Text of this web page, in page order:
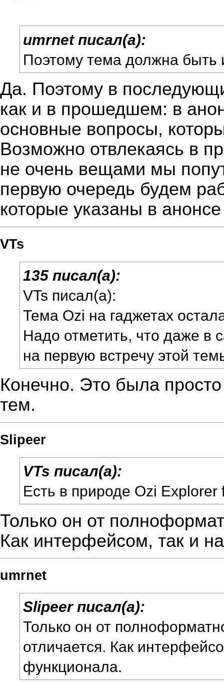
umrnet писал(а):
Поэтому тема должна быть
Да. Поэтому в
как и в прошедшем: в
основные вопросы,
Возможно отвлекаясь в
не очень вещами мы
первую очередь будем
которые указаны в анонсе
VTs
135 писал(а):
VTs писал(а):
Тема Ozi на гаджетах
Надо отметить, что даже в
на первую встречу этой
Конечно. Это была
тем.
Slipeer
VTs писал(а):
Есть в природе Ozi
Только он от
Как интерфейсом, так и
umrnet
Slipeer писал(а):
Только он от
отличается. Как
функционала.